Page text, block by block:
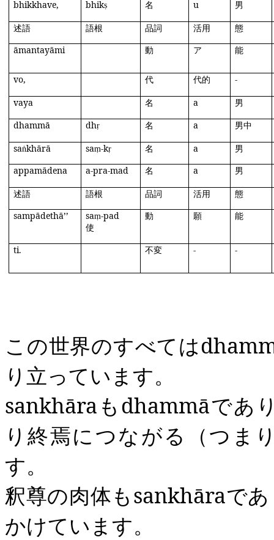
bhikkhave, bhikṣ 名 u
男
述語
語根 品詞 活用
態
āmantayāmi
動 ア 能
vo, 代 代的
‐
vaya
名 a
男
dhammā
dhṛ 名 a
男中
saṅkhārā saṃ-kṛ 名 a
男
appamādena
a-pra-mad 名 a
男
述語
語根 品詞 活用
態
sampādethā’’ saṃ-pad
使
動 願 能
ti. 不変 ‐ ‐
この世界のすべては
り立っています。
sankhāraもdhammāであ
り終焉につながる（つま
す。
釈尊の肉体もsankhāraで
かけています。